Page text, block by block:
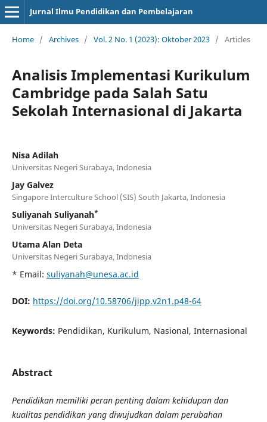
Jurnal Ilmu Pendidikan dan Pembelajaran
Home / Archives / Vol. 2 No. 1 (2023): Oktober 2023 / Articles
Analisis Implementasi Kurikulum
Cambridge pada Salah Satu
Sekolah Internasional di Jakarta
Nisa Adilah
Universitas Negeri Surabaya, Indonesia
Jay Galvez
Singapore Interculture School (SIS) South Jakarta, Indonesia
Suliyanah Suliyanah*
Universitas Negeri Surabaya, Indonesia
Utama Alan Deta
Universitas Negeri Surabaya, Indonesia
* Email: suliyanah@unesa.ac.id
DOI: https://doi.org/10.58706/jipp.v2n1.p48-64
Keywords: Pendidikan, Kurikulum, Nasional, Internasional
Abstract
Pendidikan memiliki peran penting dalam kehidupan dan
kualitas pendidikan yang diwujudkan dalam perubahan